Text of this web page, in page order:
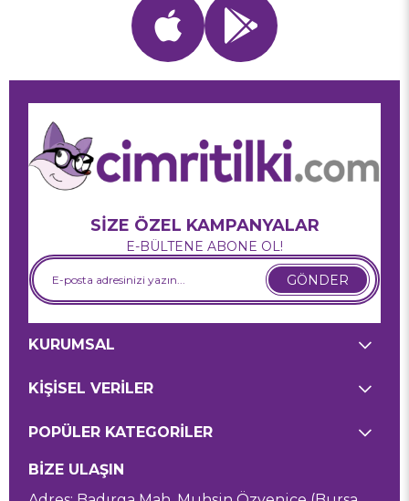
SİZE ÖZEL KAMPANYALAR
E-BÜLTENE ABONE OL!
GÖNDER
KURUMSAL
KİŞİSEL VERİLER
POPÜLER KATEGORİLER
BİZE ULAŞIN